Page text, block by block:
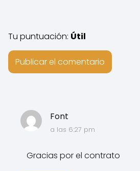
Font
a las 6:27 pm
Gracias por el contrato
Tu puntuación: Útil